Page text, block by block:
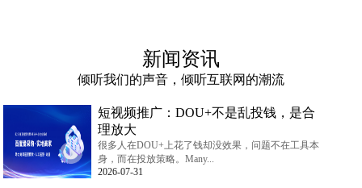
新闻资讯
倾听我们的声音，倾听互联网的潮流
短视频推广：DOU+不是乱投钱，是合
理放大
很多人在DOU+上花了钱却没效果，问题不在工具本
身，而在投放策略。Many...
2026-07-31